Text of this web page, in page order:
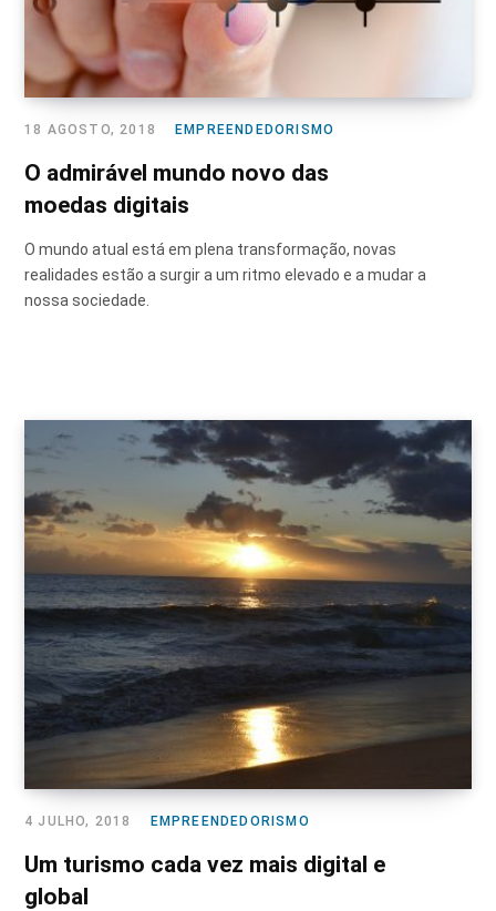
EMPREENDEDORISMO
18 AGOSTO, 2018
O admirável mundo novo das
moedas digitais
O mundo atual está em plena transformação, novas
realidades estão a surgir a um ritmo elevado e a mudar a
nossa sociedade.
EMPREENDEDORISMO
4 JULHO, 2018
Um turismo cada vez mais digital e
global